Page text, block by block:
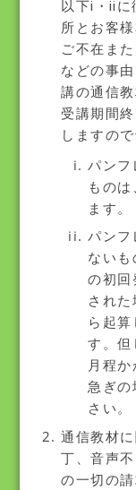
以下ⅰ・ⅱ
所とお客
ご不在ま
などの事
講の通信
受講期間
しますの
パンフ
もの
ます。
パンフ
ない
の初回
され
ら起
す。但
月程
急ぎの
さい。
通信教材
丁、音声
の一切の